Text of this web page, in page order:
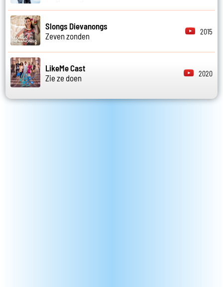
Slongs Dievanongs
Zeven zonden
2015
LikeMe Cast
Zie ze doen
2020